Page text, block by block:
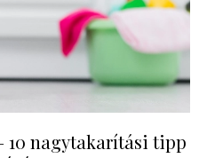
10 nagytakarítási tipp